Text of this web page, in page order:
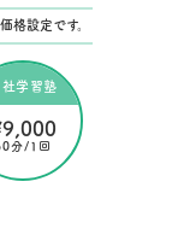
格設定です。
社学習塾
分/1回